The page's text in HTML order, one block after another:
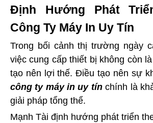
Định Hướng Phát
Công Ty Máy In Uy Tín
Trong bối cảnh thị trường ngày
việc cung cấp thiết bị không còn
tạo nên lợi thế. Điều tạo nên sự
công ty máy in uy tínchính là
giải pháp tổng thể.
Mạnh Tài định hướng phát triển